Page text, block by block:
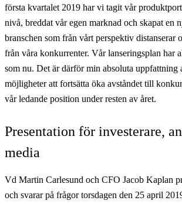
första kvartalet 2019 har vi tagit vår
nivå, breddat vår egen marknad och skapat en
branschen som från vårt perspektiv distanserar
från våra konkurrenter. Vår lanseringsplan har
som nu. Det är därför min absoluta uppfattning
möjligheter att fortsätta öka avståndet till
vår ledande position under resten av året.
Presentation för investerare,
media
Vd Martin Carlesund och CFO Jacob Kaplan
och svarar på frågor torsdagen den 25 april